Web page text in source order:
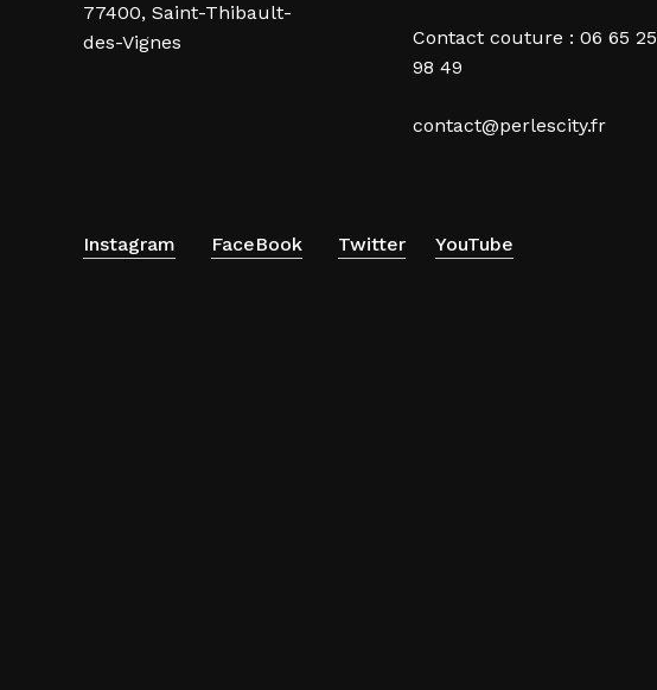
77400, Saint-Thibault-
des-Vignes
Contact couture : 06 65 25
98 49
contact@perlescity.fr
Instagram FaceBook Twitter YouTube